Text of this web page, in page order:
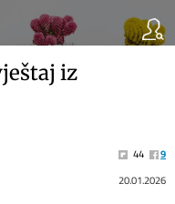
iz
44
9
20.01.2026